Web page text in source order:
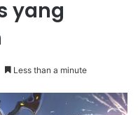
yang
Less than a minute